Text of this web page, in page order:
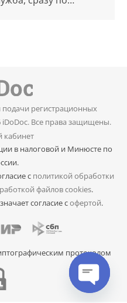
регистрационных
Все права защищены.
в налоговой и Минюсте по
с политикой обработки
файлов cookies.
согласие софертой.
протоколом